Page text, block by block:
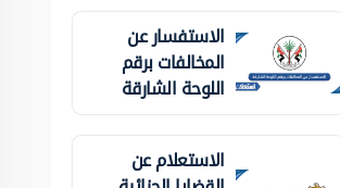
الاستفسار عن
المخالفات برقم
اللوحة الشارقة
الاستعلام عن